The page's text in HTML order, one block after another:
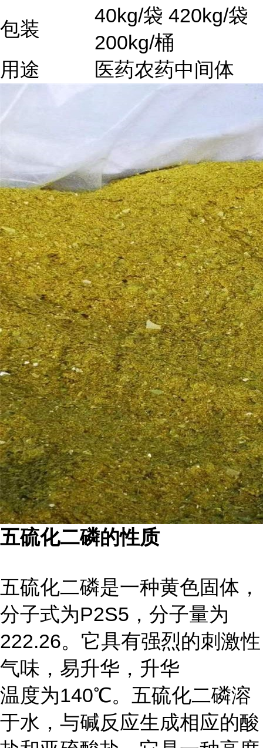
包装
40kg/袋 420kg/袋
200kg/桶
用途
医药农药中间体
五硫化二磷的性质
五硫化二磷是一种黄色固体，
分子式为P2S5，分子量为
222.26。它具有强烈的刺激性
气味，易升华，升华
温度为140℃。五硫化二磷溶
于水，与碱反应生成相应的酸